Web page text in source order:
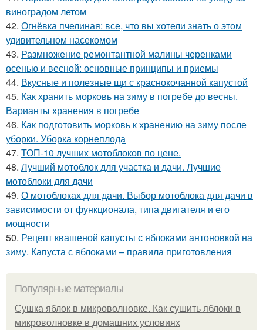
виноградом летом
42. Огнёвка пчелиная: все, что вы хотели знать о этом
удивительном насекомом
43. Размножение ремонтантной малины черенками
осенью и весной: основные принципы и приемы
44. Вкусные и полезные щи с краснокочанной капустой
45. Как хранить морковь на зиму в погребе до весны.
Варианты хранения в погребе
46. Как подготовить морковь к хранению на зиму после
уборки. Уборка корнеплода
47. ТОП-10 лучших мотоблоков по цене.
48. Лучший мотоблок для участка и дачи. Лучшие
мотоблоки для дачи
49. О мотоблоках для дачи. Выбор мотоблока для дачи в
зависимости от функционала, типа двигателя и его
мощности
50. Рецепт квашеной капусты с яблоками антоновкой на
зиму. Капуста с яблоками – правила приготовления
Популярные материалы
Сушка яблок в микроволновке. Как сушить яблоки в
микроволновке в домашних условиях